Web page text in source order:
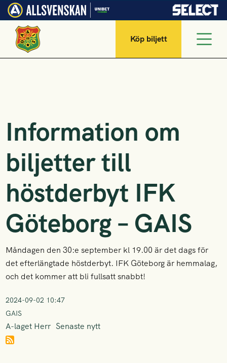
Köp biljett
Information om
biljetter till
höstderbyt IFK
Göteborg – GAIS
Måndagen den 30:e september kl 19.00 är det dags för
det efterlängtade höstderbyt. IFK Göteborg är hemmalag,
och det kommer att bli fullsatt snabbt!
2024-09-02 10:47
GAIS
A-laget Herr Senaste nytt